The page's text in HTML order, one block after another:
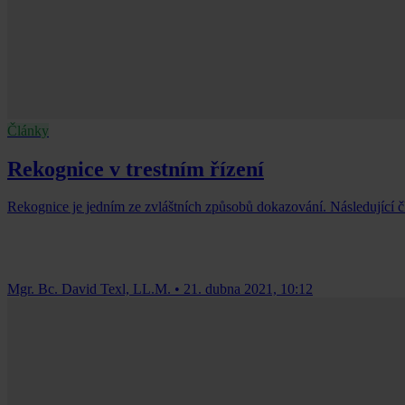
Články
Rekognice v trestním řízení
Rekognice je jedním ze zvláštních způsobů dokazování. Následující
Mgr. Bc. David Texl, LL.M. • 21. dubna 2021, 10:12